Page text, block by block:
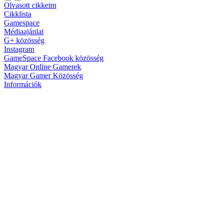
Olvasott cikkeim
Cikklista
Gamespace
Médiaajánlat
G+ közösség
Instagram
GameSpace Facebook közösség
Magyar Online Gamerek
Magyar Gamer Közösség
Információk